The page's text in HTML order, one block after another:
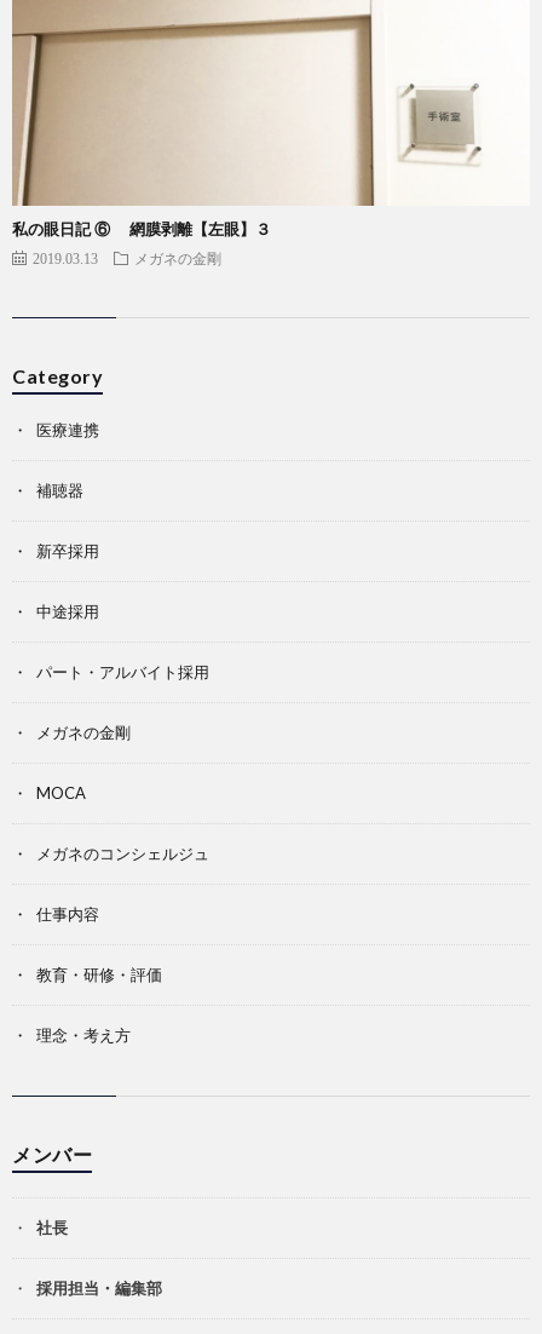
私の眼日記 ⑥ 網膜剥離【左眼】３
2019.03.13 メガネの金剛
Category
医療連携
補聴器
新卒採用
中途採用
パート・アルバイト採用
メガネの金剛
MOCA
メガネのコンシェルジュ
仕事内容
教育・研修・評価
理念・考え方
メンバー
社長
採用担当・編集部